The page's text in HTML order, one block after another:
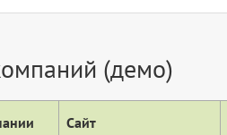
(демо)
Сайт